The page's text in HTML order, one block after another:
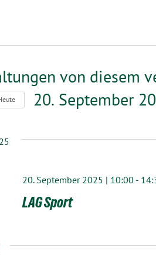
von diesem
20. September
20. September 2025 | 10:00 -
LAG Sport